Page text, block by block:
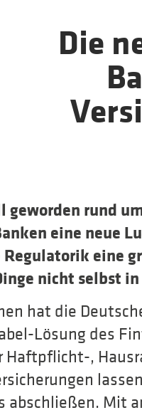
Die
geworden rund
eine neue
eine
nicht selbst
hat die
Lösung des
Haftpflicht-,
abschließen. Mit